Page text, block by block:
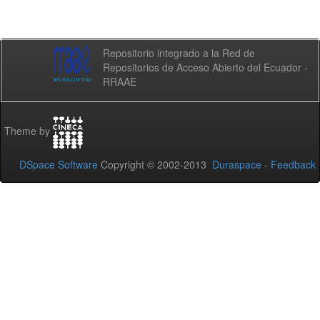
Repositorio integrado a la Red de
Repositorios de Acceso Abierto del Ecuador -
RRAAE
Theme by
DSpace Software Copyright © 2002-2013 Duraspace - Feedback